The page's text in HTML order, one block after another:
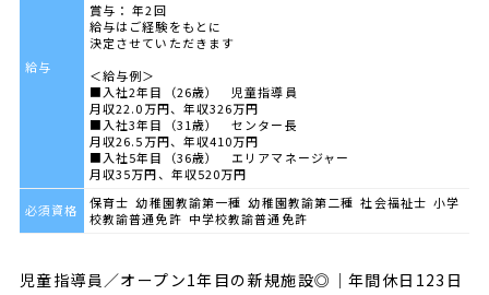
給与
賞与： 年2回
給与はご経験をもとに
決定させていただきます
＜給与例＞
■入社2年目（26歳） 児童指導員
月収22.0万円、年収326万円
■入社3年目（31歳） センター長
月収26.5万円、年収410万円
■入社5年目（36歳） エリアマネージャー
月収35万円、年収520万円
必須資格
保育士 幼稚園教諭第一種 幼稚園教諭第二種 社会福祉士 小学
校教諭普通免許 中学校教諭普通免許
児童指導員／オープン1年目の新規施設◎｜年間休日123日